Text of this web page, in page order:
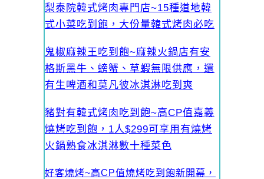
梨泰院韓式烤肉專門店~15種道地韓
式小菜吃到飽，大份量韓式烤肉必吃
鬼椒麻辣王吃到飽~麻辣火鍋店有安
格斯黑牛、螃蟹、草蝦無限供應，還
有生啤酒和莫凡彼冰淇淋吃到爽
豬對有韓式烤肉吃到飽~高CP值嘉義
燒烤吃到飽，1人$299可享用有燒烤
火鍋熟食冰淇淋數十種菜色
好客燒烤~高CP值燒烤吃到飽新開幕，